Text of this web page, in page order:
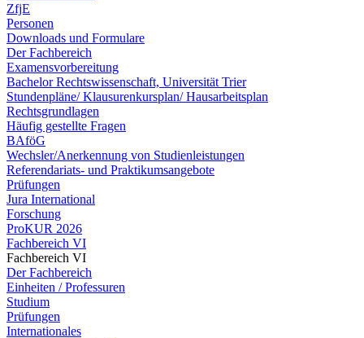
ZfjE
Personen
Downloads und Formulare
Der Fachbereich
Examensvorbereitung
Bachelor Rechtswissenschaft, Universität Trier
Stundenpläne/ Klausurenkursplan/ Hausarbeitsplan
Rechtsgrundlagen
Häufig gestellte Fragen
BAföG
Wechsler/Anerkennung von Studienleistungen
Referendariats- und Praktikumsangebote
Prüfungen
Jura International
Forschung
ProKUR 2026
Fachbereich VI
Fachbereich VI
Der Fachbereich
Einheiten / Professuren
Studium
Prüfungen
Internationales